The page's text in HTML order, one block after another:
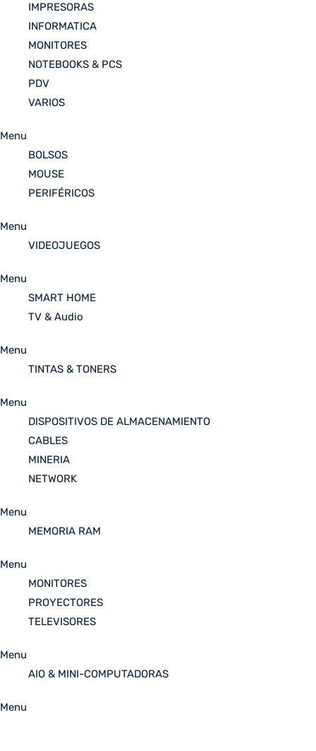
IMPRESORAS
INFORMATICA
MONITORES
NOTEBOOKS & PCS
PDV
VARIOS
Menu
BOLSOS
MOUSE
PERIFÉRICOS
Menu
VIDEOJUEGOS
Menu
SMART HOME
TV & Audio
Menu
TINTAS & TONERS
Menu
DISPOSITIVOS DE ALMACENAMIENTO
CABLES
MINERIA
NETWORK
Menu
MEMORIA RAM
Menu
MONITORES
PROYECTORES
TELEVISORES
Menu
AIO & MINI-COMPUTADORAS
Menu